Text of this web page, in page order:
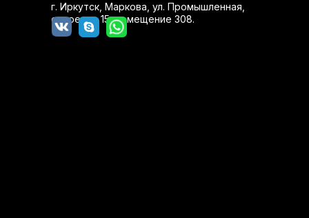
г. Иркутск, Маркова, ул. Промышленная,
строение 15, помещение 308.